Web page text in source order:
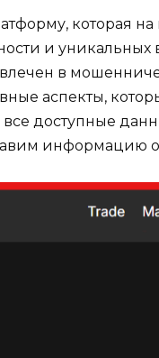
которая
и уникальных
в
аспекты,
доступные
информацию о